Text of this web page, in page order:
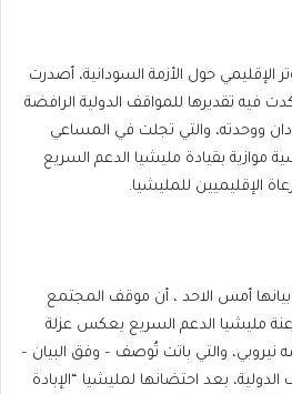
حول الأزمة السودانية، أصدرت
أكدت فيه تقديرها للمواقف الدولية الرافضة
ووحدته، والتي تجلت في المساعي
موازية بقيادة مليشيا الدعم السريع
الإقليميين للمليشيا.
بيانها أمس الاحد ، أن موقف المجتمع
مليشيا الدعم السريع يعكس عزلة
والتي باتت تُوصف – وفق البيان –
الدولية، بعد احتضانها لمليشيا “الإبادة